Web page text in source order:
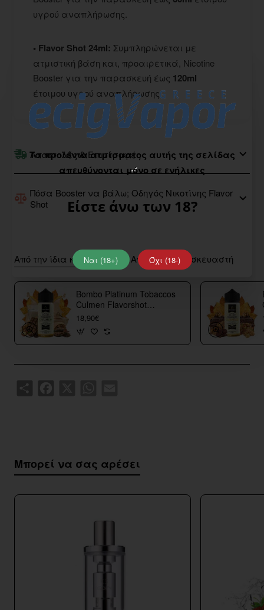
Τα προϊόντα ατμίσματος αυτής της σελίδας
απευθύνονται μόνο σε ενήλικες
Είστε άνω των 18?
Ναι (18+) Όχι (18-)
υγρού αναπλήρωσης.
• Flavor Shot 24ml: Συμπληρώνεται με
ατμιστική βάση και, προαιρετικά, Nicotine
Booster για την παρασκευή έως 120ml
έτοιμου υγρού αναπλήρωσης.
Αποστολές & Επιστροφές
Πόσα Booster να βάλω; Οδηγός Νικοτίνης Flavor
Shot
Από την ίδια κατηγορία Από Ίδιο Κατασκευαστή
Bombo Platinum Tobaccos
Culmen Flavorshot
40/120ml
18,90€
Μπορεί να σας αρέσει